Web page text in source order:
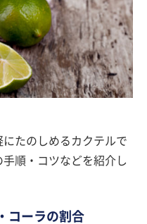
たのしめるカクテルで
順・コツなどを紹介し
コーラの割合